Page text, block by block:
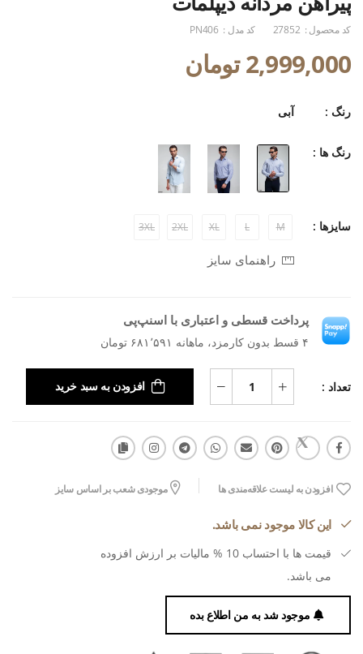
کد محصول : 27852 کد مدل : PN406
2,999,000 تومان
رنگ : آبی
رنگ ها :
سایزها : M
L
XL
2XL
3XL
راهنمای سایز
پرداخت قسطی و اعتباری با اسنپ‌پی
۴ قسط بدون کارمزد، ماهانه ۶۸۱٬۵۹۱ تومان
تعداد : افزودن به سبد خرید
افزودن به لیست علاقه‌مندی ها موجودی شعب بر اساس سایز
این کالا موجود نمی باشد.
قیمت ها با احتساب 10 % مالیات بر ارزش افزوده
می باشد.
موجود شد به من اطلاع بده